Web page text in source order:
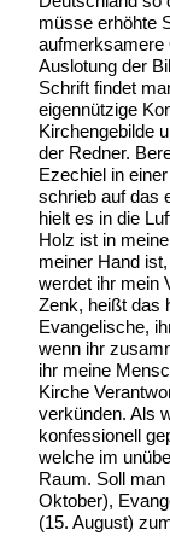
müsse erhöhte
aufmerksamere
Auslotung der
Schrift findet
eigennützige
Kirchengebilde
der Redner.
Ezechiel in
schrieb auf das
hielt es in die
Holz ist in
meiner Hand
werdet ihr mein
Zenk, heißt das
Evangelische,
wenn ihr
ihr meine
Kirche
verkünden. Als
konfessionell
welche im
Raum. Soll
Oktober),
(15. August)